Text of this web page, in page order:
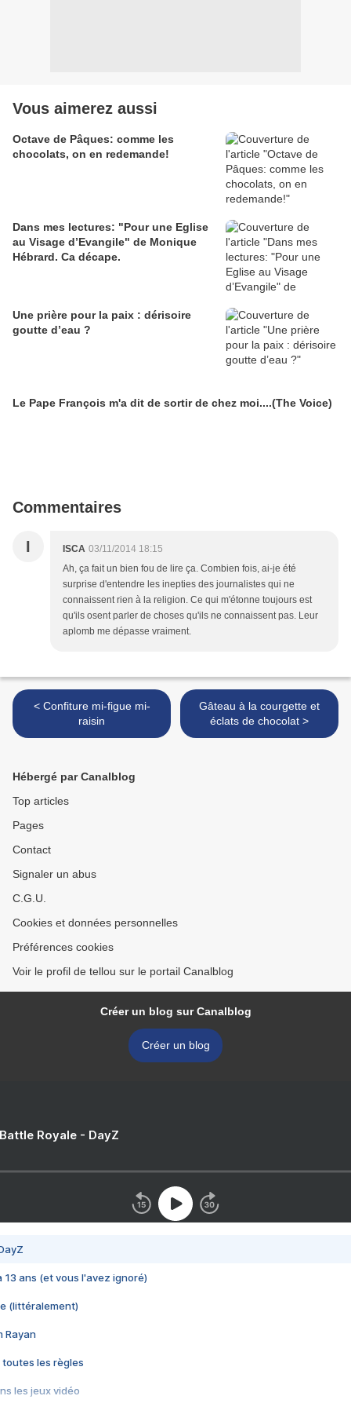
Vous aimerez aussi
Octave de Pâques: comme les
chocolats, on en redemande!
Dans mes lectures: "Pour une Eglise
au Visage d’Evangile" de Monique
Hébrard. Ca décape.
Une prière pour la paix : dérisoire
goutte d’eau ?
Le Pape François m'a dit de sortir de chez moi....(The Voice)
Commentaires
I ISCA 03/11/2014 18:15
Ah, ça fait un bien fou de lire ça. Combien fois, ai-je été
surprise d'entendre les inepties des journalistes qui ne
connaissent rien à la religion. Ce qui m'étonne toujours est
qu'ils osent parler de choses qu'ils ne connaissent pas. Leur
aplomb me dépasse vraiment.
< Confiture mi-figue mi-
raisin
Gâteau à la courgette et
éclats de chocolat >
Hébergé par Canalblog
Top articles
Pages
Contact
Signaler un abus
C.G.U.
Cookies et données personnelles
Préférences cookies
Voir le profil de tellou sur le portail Canalblog
Créer un blog sur Canalblog
Créer un blog
Royale - DayZ
13 ans (et vous l'avez ignoré)
(littéralement)
Rayan
toutes les règles
les jeux vidéo